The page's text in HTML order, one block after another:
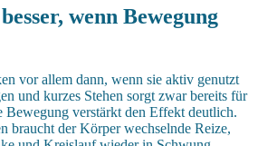
wenn Bewegung
vor allem dann, wenn sie aktiv genutzt
und kurzes Stehen sorgt zwar bereits für
Bewegung verstärkt den Effekt deutlich.
braucht der Körper wechselnde Reize,